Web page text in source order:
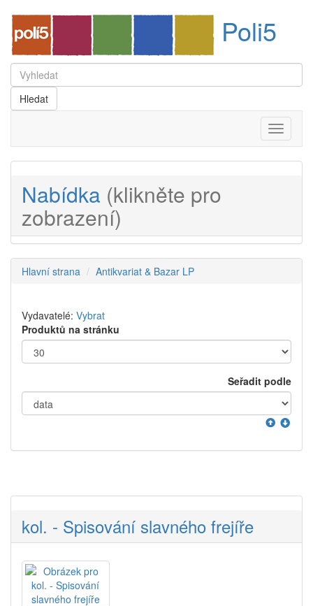
Poli5
Menu
Nabídka (klikněte pro
zobrazení)
Hlavní strana Antikvariat & Bazar LP
Vydavatelé: Vybrat
Produktů na stránku
Seřadit podle
kol. - Spisování slavného frejíře